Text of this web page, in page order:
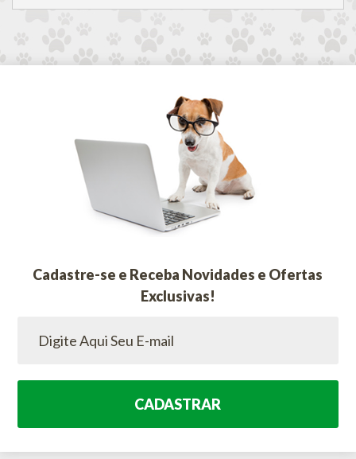
Cadastre-se e Receba Novidades e Ofertas
Exclusivas!
CADASTRAR